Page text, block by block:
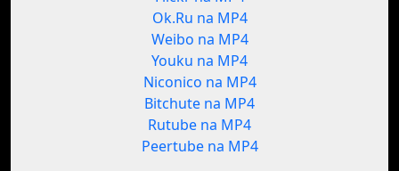
Ok.Ru na MP4
Weibo na MP4
Youku na MP4
Niconico na MP4
Bitchute na MP4
Rutube na MP4
Peertube na MP4